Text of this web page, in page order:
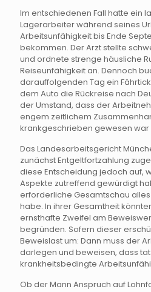
Im entschiedenen Fall hatte ein
Lagerarbeiter während seines
Arbeitsunfähigkeit bis Ende
bekommen. Der Arzt stellte
und ordnete strenge häusliche
Reiseunfähigkeit an. Dennoch
darauffolgenden Tag ein
dem Auto die Rückreise nach
der Umstand, dass der
engem zeitlichem
krankgeschrieben gewesen war
Das Landesarbeitsgericht
zunächst Entgeltfortzahlung
diese Entscheidung jedoch auf,
Aspekte zutreffend gewürdigt
erforderliche Gesamtschau
habe. In ihrer Gesamtheit
ernsthafte Zweifel am
begründen. Sofern dieser
Beweislast um: Dann muss der
darlegen und beweisen, dass
krankheitsbedingte
Ob der Mann Anspruch auf